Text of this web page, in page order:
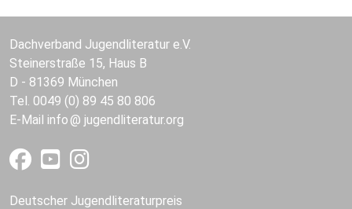
Dachverband Jugendliteratur e.V.
Steinerstraße 15, Haus B
D - 81369 München
Tel. 0049 (0) 89 45 80 806
E-Mail info jugendliteratur.org
Deutscher Jugendliteraturpreis